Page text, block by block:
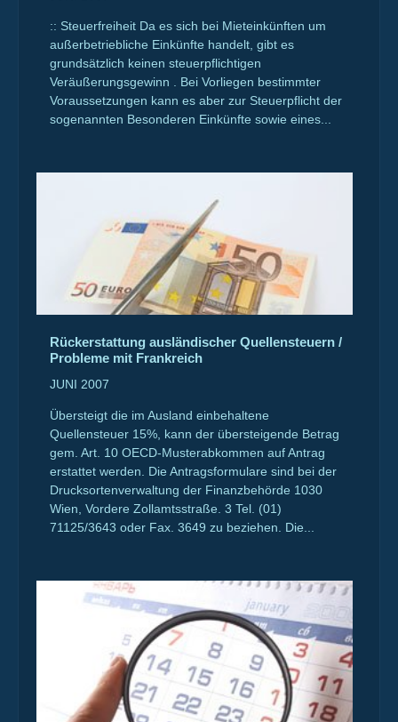
:: Steuerfreiheit Da es sich bei Mieteinkünften um
außerbetriebliche Einkünfte handelt, gibt es
grundsätzlich keinen steuerpflichtigen
Veräußerungsgewinn . Bei Vorliegen bestimmter
Voraussetzungen kann es aber zur Steuerpflicht der
sogenannten Besonderen Einkünfte sowie eines...
Rückerstattung ausländischer Quellensteuern /
Probleme mit Frankreich
JUNI 2007
Übersteigt die im Ausland einbehaltene
Quellensteuer 15%, kann der übersteigende Betrag
gem. Art. 10 OECD-Musterabkommen auf Antrag
erstattet werden. Die Antragsformulare sind bei der
Drucksortenverwaltung der Finanzbehörde 1030
Wien, Vordere Zollamtsstraße. 3 Tel. (01)
71125/3643 oder Fax. 3649 zu beziehen. Die...